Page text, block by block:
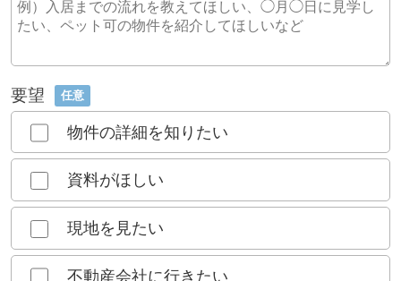
要望 任意
物件の詳細を知りたい
資料がほしい
現地を見たい
不動産会社に行きたい